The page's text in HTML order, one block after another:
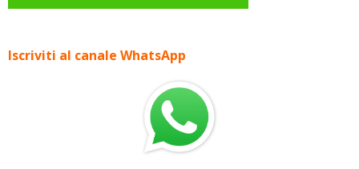
Iscriviti al canale WhatsApp